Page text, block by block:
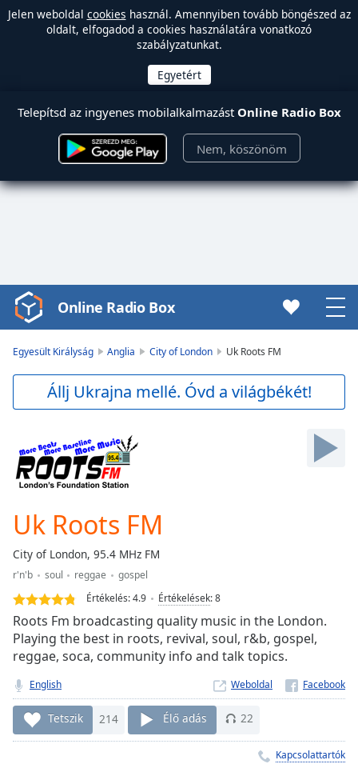
Jelen weboldal cookies használ. Amennyiben tovább böngészed az
oldalt, elfogadod a cookies használatára vonatkozó
szabályzatunkat.
Telepítsd az ingyenes mobilalkalmazást Online Radio Box
Nem, köszönöm
Video
Player
Backward
Skip
Forward
Current
Time 0:00
Duration
Loaded :
0.00%
Stream
TypeLIVE
Seek to
live,
currently
behind
liveLIVE
Remaining
Time-
Online Radio Box
Egyesült Királyság Anglia City of London Uk Roots FM
Állj Ukrajna mellé. Óvd a világbékét!
Uk Roots FM
City of London, 95.4 MHz FM
r'n'b soul reggae
gospel
Értékelés:4.9 Értékelések:8
Roots Fm broadcasting quality music in the London.
Playing the best in roots, revival, soul, r&b, gospel,
reggae, soca, community info and talk topics.
English Weboldal
Tetszik 214 Élő adás 22
Kapcsolattartók